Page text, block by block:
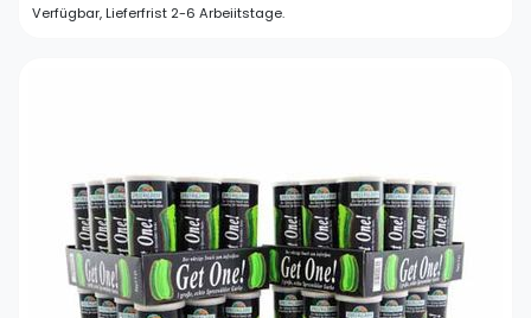
Verfügbar, Lieferfrist 2-6 Arbeiitstage.